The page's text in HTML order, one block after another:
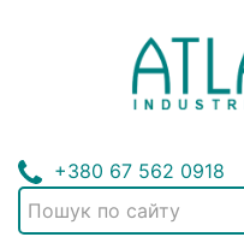
+380 67 562 0918